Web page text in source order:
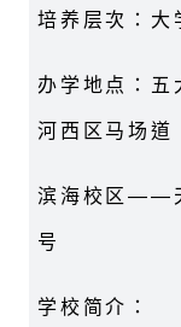
培养层次：大
办学地点：
河西区马场
滨海校区——
号
学校简介：